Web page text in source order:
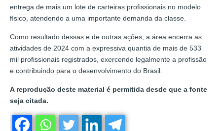
entrega de mais um lote de carteiras profissionais no modelo
físico, atendendo a uma importante demanda da classe.
Como resultado dessas e de outras ações, a área encerra as
atividades de 2024 com a expressiva quantia de mais de 533
mil profissionais registrados, exercendo legalmente a profissão
e contribuindo para o desenvolvimento do Brasil.
A reprodução deste material é permitida desde que a fonte
seja citada.